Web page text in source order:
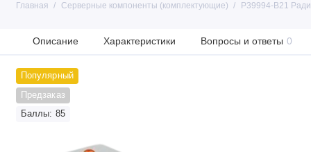
Главная Серверные компоненты (комплектующие) P39994-B21
Описание Характеристики Вопросы и ответы 0
Популярный
Предзаказ
Баллы: 85